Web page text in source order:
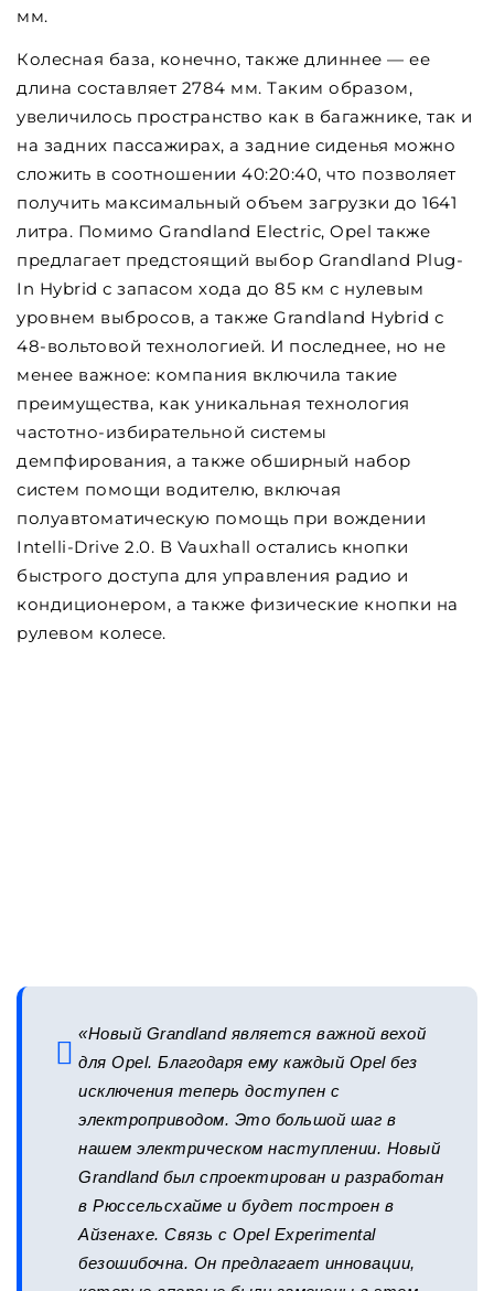
мм.
Колесная база, конечно, также длиннее — ее
длина составляет 2784 мм. Таким образом,
увеличилось пространство как в багажнике, так и
на задних пассажирах, а задние сиденья можно
сложить в соотношении 40:20:40, что позволяет
получить максимальный объем загрузки до 1641
литра. Помимо Grandland Electric, Opel также
предлагает предстоящий выбор Grandland Plug-
In Hybrid с запасом хода до 85 км с нулевым
уровнем выбросов, а также Grandland Hybrid с
48-вольтовой технологией. И последнее, но не
менее важное: компания включила такие
преимущества, как уникальная технология
частотно-избирательной системы
демпфирования, а также обширный набор
систем помощи водителю, включая
полуавтоматическую помощь при вождении
Intelli-Drive 2.0. В Vauxhall остались кнопки
быстрого доступа для управления радио и
кондиционером, а также физические кнопки на
рулевом колесе.
«Новый Grandland является важной вехой
для Opel. Благодаря ему каждый Opel без
исключения теперь доступен с
электроприводом. Это большой шаг в
нашем электрическом наступлении. Новый
Grandland был спроектирован и разработан
в Рюссельсхайме и будет построен в
Айзенахе. Связь с Opel Experimental
безошибочна. Он предлагает инновации,